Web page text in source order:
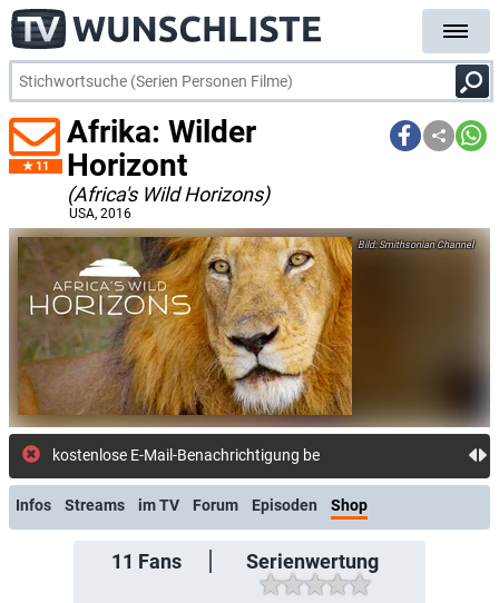
11
Afrika: Wilder
Horizont
(Africa's Wild Horizons)
USA, 2016
Smithsonian Channel
kostenlose E-Mail-Benachrichtigung bei Streami
Infos Streams im TV Forum Episoden Shop
11 Fans Serienwertung